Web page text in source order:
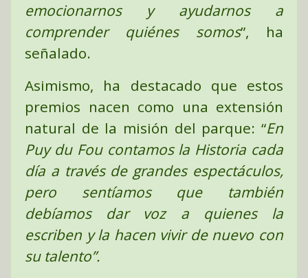
emocionarnos y ayudarnos a
comprender quiénes somos”, ha
señalado.
Asimismo, ha destacado que estos
premios nacen como una extensión
natural de la misión del parque: “En
Puy du Fou contamos la Historia cada
día a través de grandes espectáculos,
pero sentíamos que también
debíamos dar voz a quienes la
escriben y la hacen vivir de nuevo con
su talento”.